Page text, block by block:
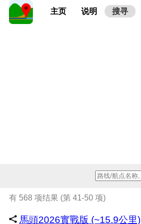
主页 说明 搜寻
有 568 项结果 (第 41-50 项)
馬頭2026實戰版 (~15.9公里)